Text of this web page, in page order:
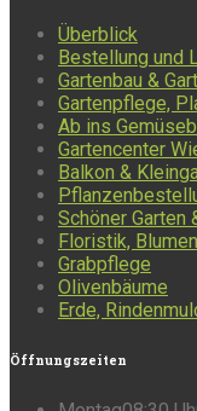
Überblick
Bestellung und
Gartenbau &
Gartenpflege,
Ab ins
Gartencenter
Balkon &
Schöner Garten
Floristik,
Grabpflege
Olivenbäume
Erde,
Öffnungszeiten